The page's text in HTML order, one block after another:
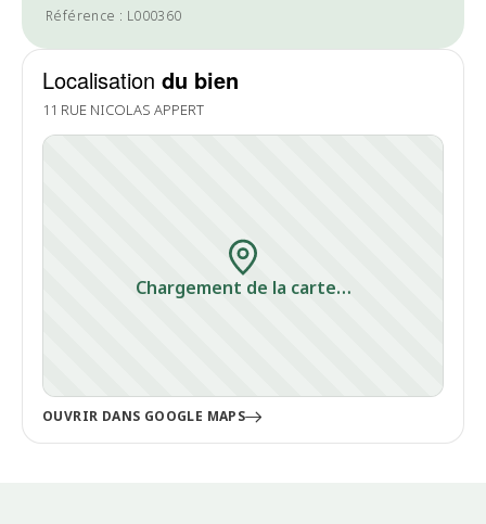
Référence : L000360
Localisation du bien
11 RUE NICOLAS APPERT
Chargement de la carte…
OUVRIR DANS GOOGLE MAPS